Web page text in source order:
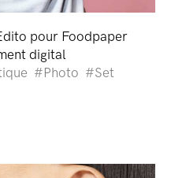
pour Foodpaper
digital
Photo
Set